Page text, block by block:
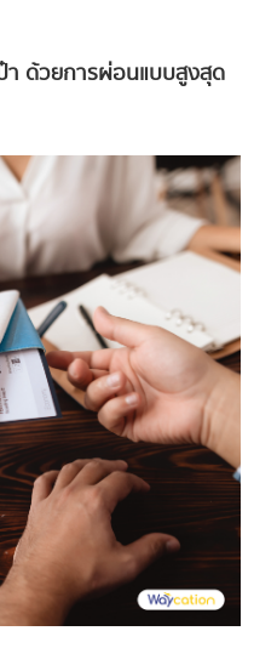
า ด้วยการผ่อนแบบสูงสุด